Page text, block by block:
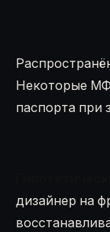
Некоторые
паспорта при
дизайнер на